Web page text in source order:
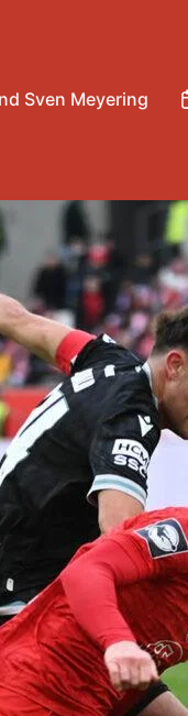
Sven Meyering